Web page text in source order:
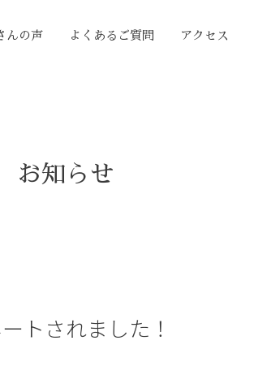
んの声 よくあるご質問 アクセス
お知らせ
トされました！